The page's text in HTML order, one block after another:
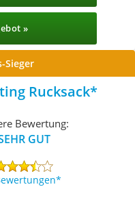
»
Sieger
Rucksack
Bewertung:
GUT